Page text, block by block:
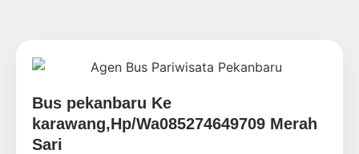
Bus pekanbaru Ke
karawang,Hp/Wa085274649709 Merah
Sari